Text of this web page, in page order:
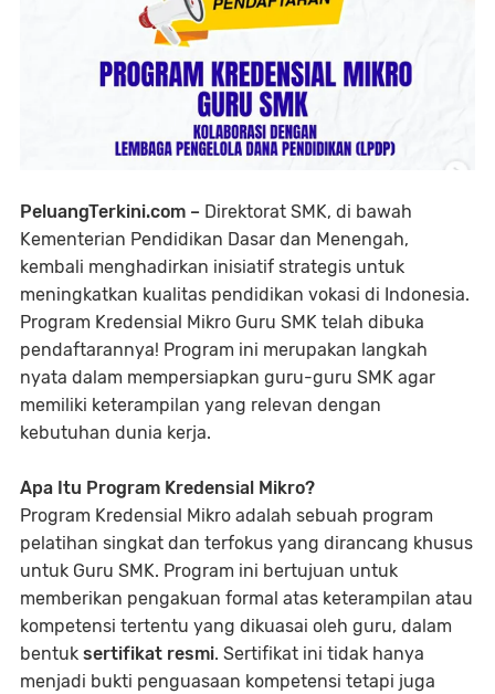
PeluangTerkini.com – Direktorat SMK, di bawah
Kementerian Pendidikan Dasar dan Menengah,
kembali menghadirkan inisiatif strategis untuk
meningkatkan kualitas pendidikan vokasi di Indonesia.
Program Kredensial Mikro Guru SMK telah dibuka
pendaftarannya! Program ini merupakan langkah
nyata dalam mempersiapkan guru-guru SMK agar
memiliki keterampilan yang relevan dengan
kebutuhan dunia kerja.
Apa Itu Program Kredensial Mikro?
Program Kredensial Mikro adalah sebuah program
pelatihan singkat dan terfokus yang dirancang khusus
untuk Guru SMK. Program ini bertujuan untuk
memberikan pengakuan formal atas keterampilan atau
kompetensi tertentu yang dikuasai oleh guru, dalam
bentuk sertifikat resmi. Sertifikat ini tidak hanya
menjadi bukti penguasaan kompetensi tetapi juga